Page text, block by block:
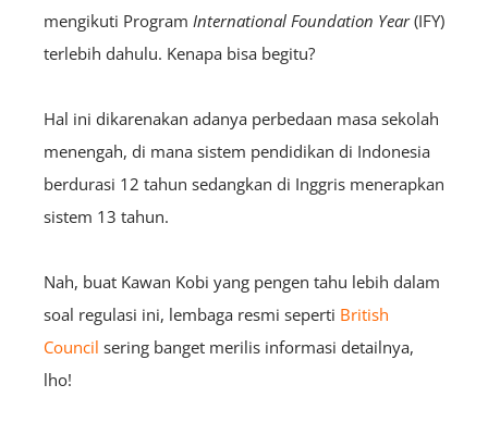
mengikuti Program International Foundation Year(IFY)
terlebih dahulu. Kenapa bisa begitu?
Hal ini dikarenakan adanya perbedaan masa sekolah
menengah, di mana sistem pendidikan di Indonesia
berdurasi 12 tahun sedangkan di Inggris menerapkan
sistem 13 tahun.
Nah, buat Kawan Kobi yang pengen tahu lebih dalam
soal regulasi ini, lembaga resmi seperti British
Council sering banget merilis informasi detailnya,
lho!